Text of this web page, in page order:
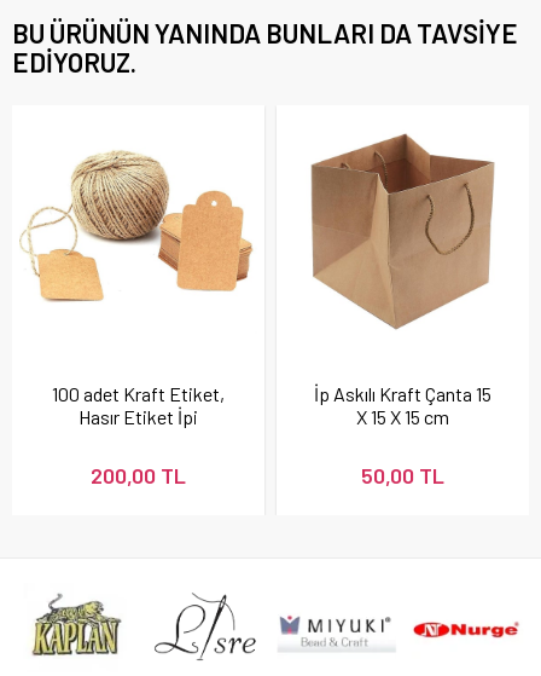
BU ÜRÜNÜN YANINDA BUNLARI DA TAVSIYE
EDIYORUZ.
100 adet Kraft Etiket,
Hasır Etiket İpi
200,00 TL
İp Askılı Kraft Çanta 15
X 15 X 15 cm
50,00 TL